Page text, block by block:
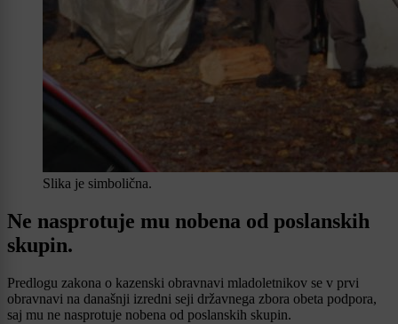
Slika je simbolična.
Ne nasprotuje mu nobena od poslanskih
skupin.
Predlogu zakona o kazenski obravnavi mladoletnikov se v prvi
obravnavi na današnji izredni seji državnega zbora obeta podpora,
saj mu ne nasprotuje nobena od poslanskih skupin.